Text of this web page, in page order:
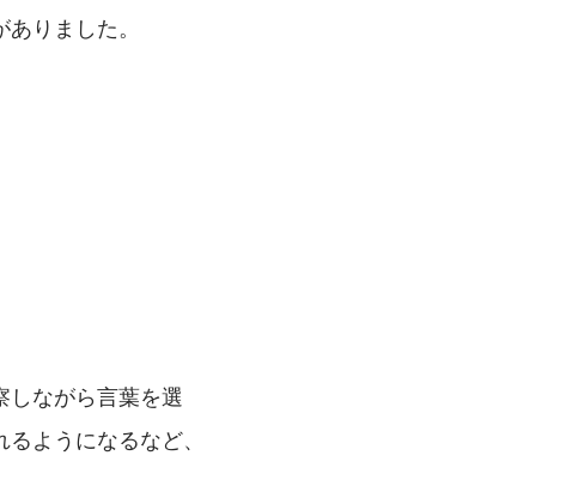
りました。
ながら言葉を選
ようになるなど、